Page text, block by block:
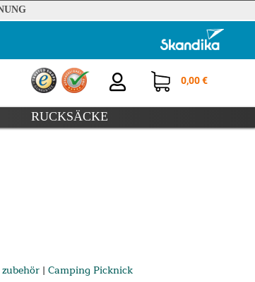
0,00 €
RUCKSÄCKE
| Camping Picknick